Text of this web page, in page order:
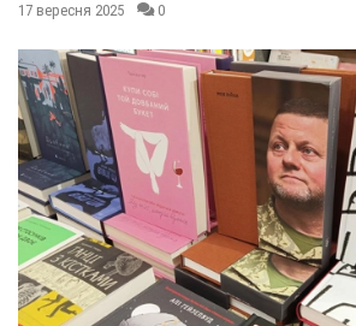
17 вересня 2025 0